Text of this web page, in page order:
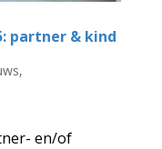
partner & kind
,
en/of